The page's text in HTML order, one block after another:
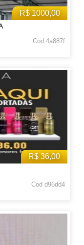
R$ 1000,00
Cod 4a887f
R$ 36,00
Cod d96dd4